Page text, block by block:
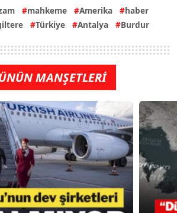
mahkeme Amerika
haber
Türkiye Antalya Burdur
MANŞETLERİ